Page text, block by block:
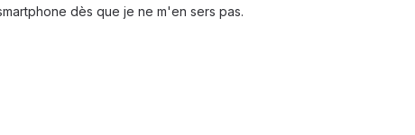
dès que je ne m'en sers pas.